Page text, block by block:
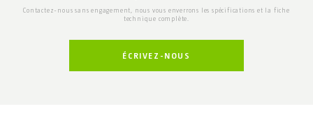
Contactez-nous sans engagement, nous vous enverrons les spécifications et la fiche
technique complète.
ÉCRIVEZ-NOUS